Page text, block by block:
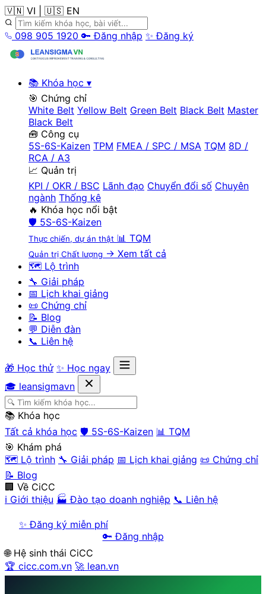
🇻🇳 VI 🇺🇸 EN
098 905 1920 🔑 Đăng nhập ✨ Đăng ký
📚 Khóa học ▾
🎯 Chứng chỉ
White Belt Yellow Belt Green Belt Black Belt Master
Black Belt
🧰 Công cụ
5S-6S-Kaizen TPM FMEA / SPC / MSA TQM 8D /
RCA / A3
📈 Quản trị
KPI / OKR / BSC Lãnh đạo Chuyển đổi số Chuyên
ngành Thống kê
🔥 Khóa học nổi bật
🛡️ 5S-6S-Kaizen
Thực chiến, dự án thật 📊 TQM
Quản trị Chất lượng → Xem tất cả
🗺️ Lộ trình
🔧 Giải pháp
📅 Lịch khai giảng
📜 Chứng chỉ
📝 Blog
💬 Diễn đàn
📞 Liên hệ
🎁 Học thử ✨ Học ngay
🎓 leansigmavn
📚 Khóa học
Tất cả khóa học 🛡️ 5S-6S-Kaizen 📊 TQM
🎯 Khám phá
🗺️ Lộ trình 🔧 Giải pháp 📅 Lịch khai giảng 📜 Chứng chỉ
📝 Blog
🏢 Về CiCC
ℹ️ Giới thiệu 🏭 Đào tạo doanh nghiệp 📞 Liên hệ
✨ Đăng ký miễn phí
🔑 Đăng nhập
🌐 Hệ sinh thái CiCC
🏆 cicc.com.vn 🚀 lean.vn